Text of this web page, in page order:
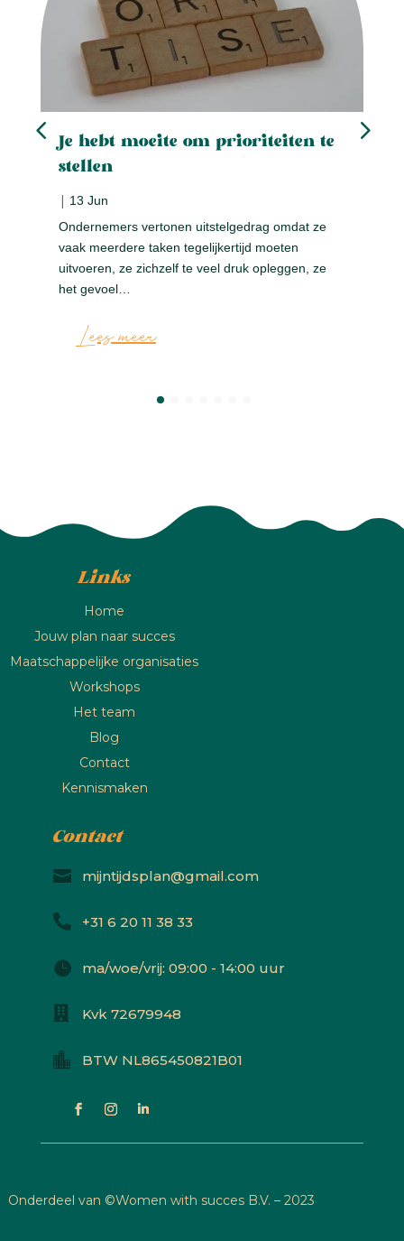
Je hebt moeite om prioriteiten te
stellen
| 13 Jun
Ondernemers vertonen uitstelgedrag omdat ze
vaak meerdere taken tegelijkertijd moeten
uitvoeren, ze zichzelf te veel druk opleggen, ze
het gevoel…
Lees meer
Links
Home
Jouw plan naar succes
Maatschappelijke organisaties
Workshops
Het team
Blog
Contact
Kennismaken
Contact
 mijntijdsplan@gmail.com
 +31 6 20 11 38 33
 ma/woe/vrij: 09:00 - 14:00 uur
 Kvk 72679948
 BTW NL865450821B01
Onderdeel van ©Women with succes B.V. – 2023